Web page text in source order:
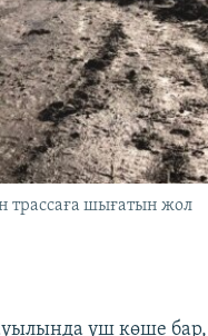
трассаға шығатын жол
үш көше